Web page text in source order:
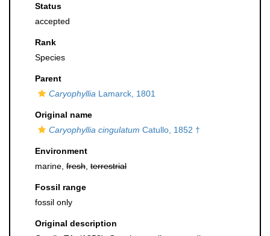
Status
accepted
Rank
Species
Parent
Caryophyllia Lamarck, 1801
Original name
Caryophyllia cingulatum Catullo, 1852 †
Environment
marine, fresh terrestrial
Fossil range
fossil only
Original description